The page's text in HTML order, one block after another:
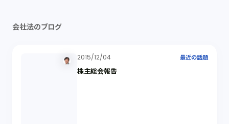
会社法のブログ
2015/12/04 最近の話題
株主総会報告